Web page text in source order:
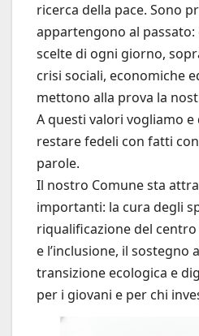
ricerca della pace. Sono
appartengono al
scelte di ogni giorno,
crisi sociali, economiche
mettono alla prova la
A questi valori vogliamo
restare fedeli con fatti
parole.
Il nostro Comune sta
importanti: la cura degli
riqualificazione del
e l’inclusione, il sostegno
transizione ecologica e
per i giovani e per chi